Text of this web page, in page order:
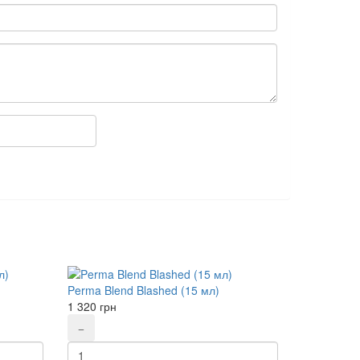
Perma Blend Blashed (15 мл)
1 320 грн